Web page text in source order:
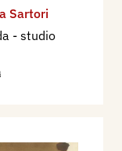
Sartori
- studio